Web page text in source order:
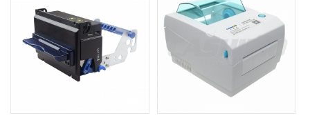
la caja de efectivo